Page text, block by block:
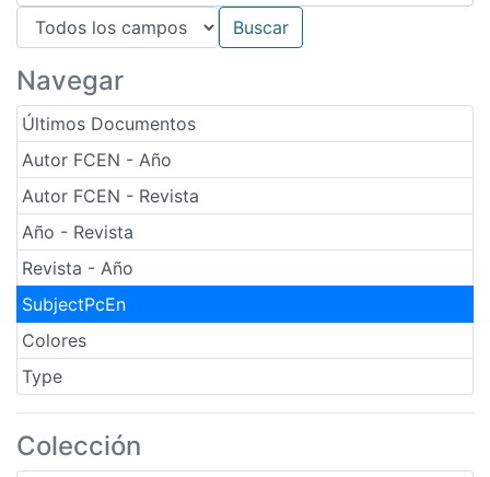
Navegar
Últimos Documentos
Autor FCEN - Año
Autor FCEN - Revista
Año - Revista
Revista - Año
SubjectPcEn
Colores
Type
Colección